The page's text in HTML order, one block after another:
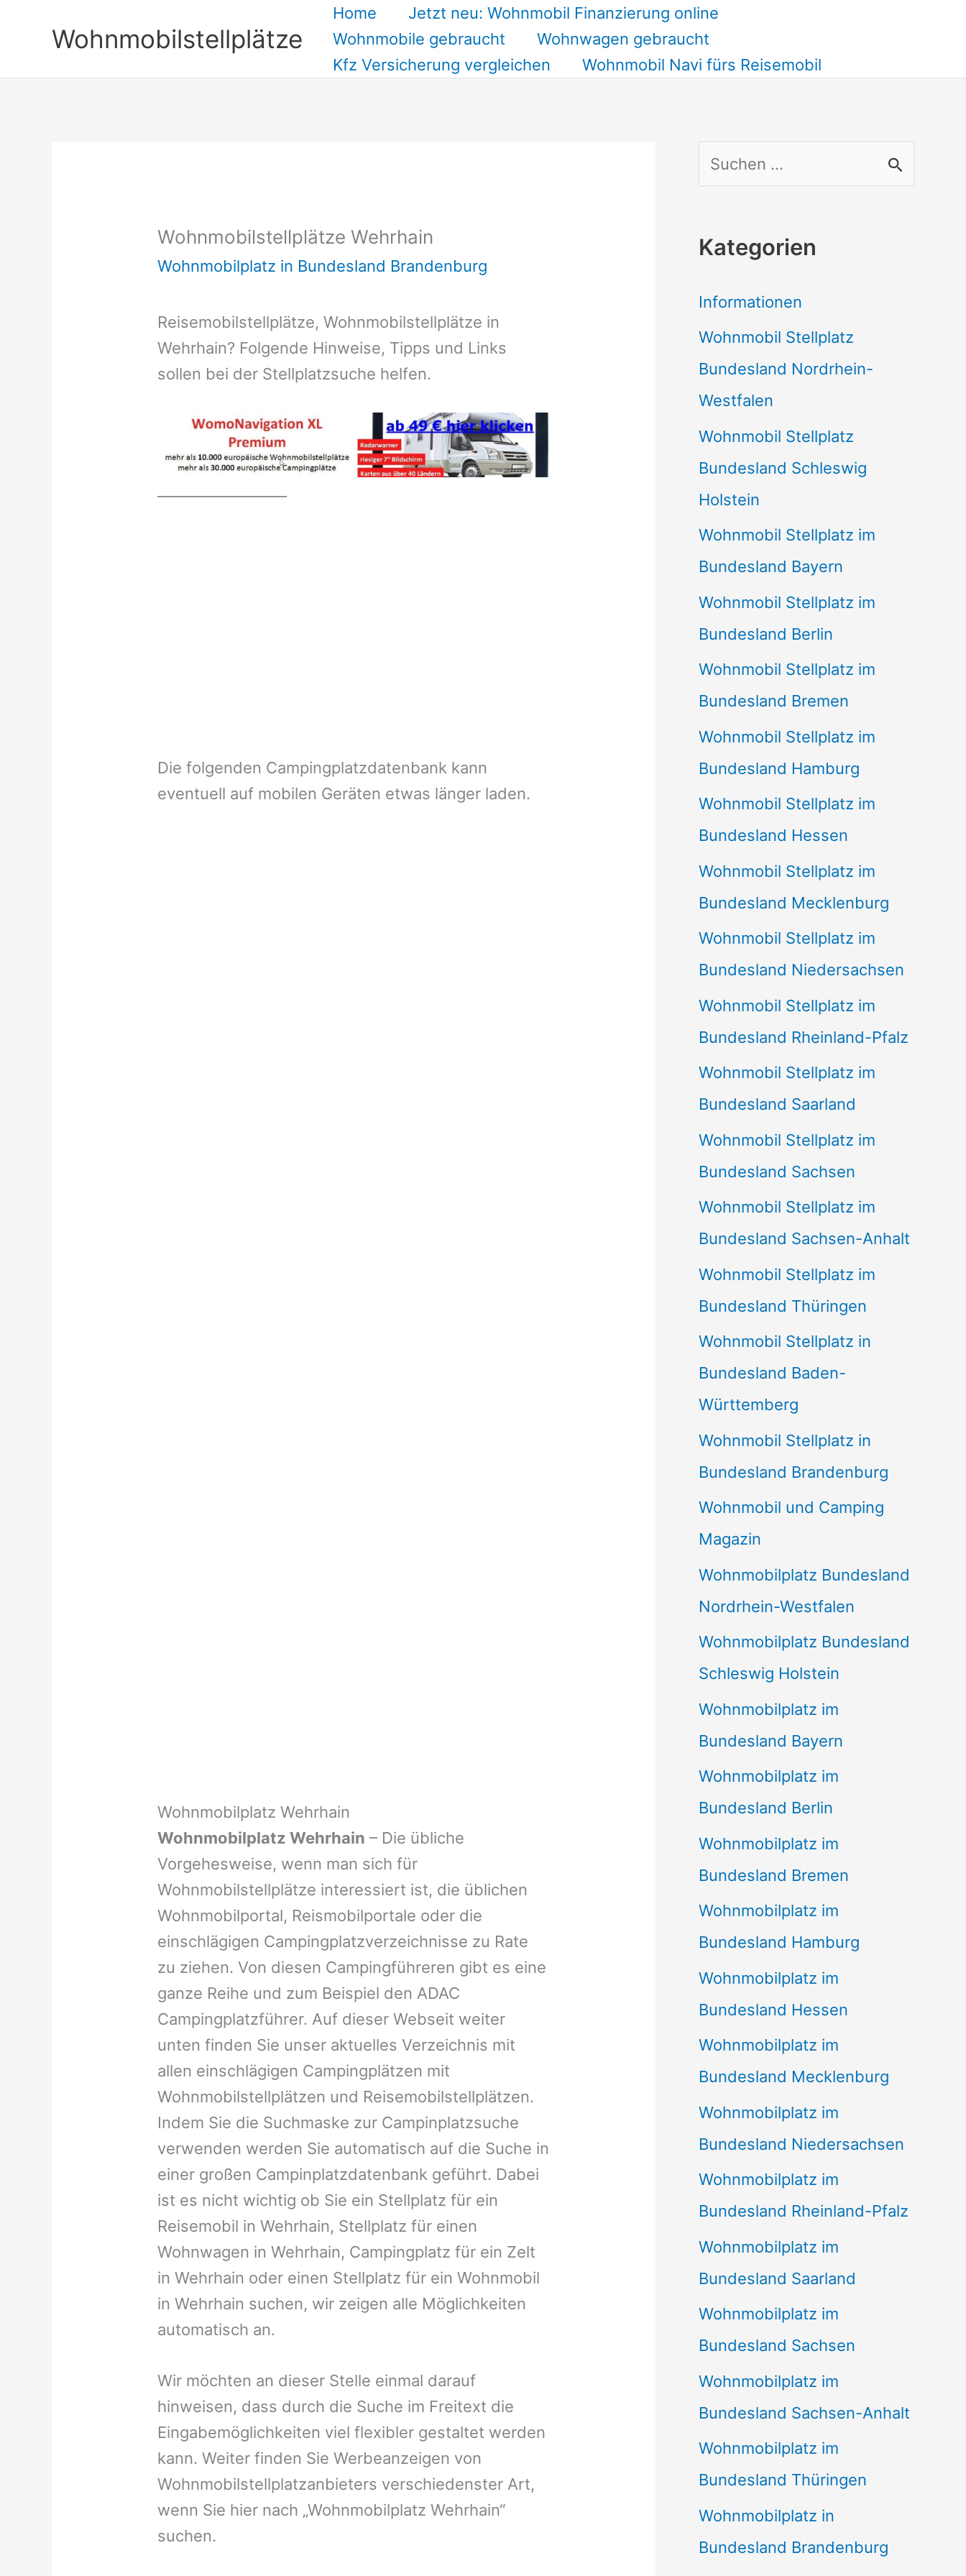
Wohnmobilstellplätze
Home
Jetzt neu: Wohnmobil Finanzierung online
Wohnmobile gebraucht
Wohnwagen gebraucht
Kfz Versicherung vergleichen
Wohnmobil Navi fürs Reisemobil
Wohnmobilstellplätze Wehrhain
Wohnmobilplatz in Bundesland Brandenburg
Reisemobilstellplätze, Wohnmobilstellplätze in
Wehrhain? Folgende Hinweise, Tipps und Links
sollen bei der Stellplatzsuche helfen.
Die folgenden Campingplatzdatenbank kann
eventuell auf mobilen Geräten etwas länger laden.
Wohnmobilplatz Wehrhain
Wohnmobilplatz Wehrhain – Die übliche
Vorgehesweise, wenn man sich für
Wohnmobilstellplätze interessiert ist, die üblichen
Wohnmobilportal, Reismobilportale oder die
einschlägigen Campingplatzverzeichnisse zu Rate
zu ziehen. Von diesen Campingführeren gibt es eine
ganze Reihe und zum Beispiel den ADAC
Campingplatzführer. Auf dieser Webseit weiter
unten finden Sie unser aktuelles Verzeichnis mit
allen einschlägigen Campingplätzen mit
Wohnmobilstellplätzen und Reisemobilstellplätzen.
Indem Sie die Suchmaske zur Campinplatzsuche
verwenden werden Sie automatisch auf die Suche in
einer großen Campinplatzdatenbank geführt. Dabei
ist es nicht wichtig ob Sie ein Stellplatz für ein
Reisemobil in Wehrhain, Stellplatz für einen
Wohnwagen in Wehrhain, Campingplatz für ein Zelt
in Wehrhain oder einen Stellplatz für ein Wohnmobil
in Wehrhain suchen, wir zeigen alle Möglichkeiten
automatisch an.
Wir möchten an dieser Stelle einmal darauf
hinweisen, dass durch die Suche im Freitext die
Eingabemöglichkeiten viel flexibler gestaltet werden
kann. Weiter finden Sie Werbeanzeigen von
Wohnmobilstellplatzanbieters verschiedenster Art,
wenn Sie hier nach „Wohnmobilplatz Wehrhain“
suchen.
u
h
n
a
c
h
:
Kategorien
Informationen
Wohnmobil Stellplatz
Bundesland Nordrhein-
Westfalen
Wohnmobil Stellplatz
Bundesland Schleswig
Holstein
Wohnmobil Stellplatz im
Bundesland Bayern
Wohnmobil Stellplatz im
Bundesland Berlin
Wohnmobil Stellplatz im
Bundesland Bremen
Wohnmobil Stellplatz im
Bundesland Hamburg
Wohnmobil Stellplatz im
Bundesland Hessen
Wohnmobil Stellplatz im
Bundesland Mecklenburg
Wohnmobil Stellplatz im
Bundesland Niedersachsen
Wohnmobil Stellplatz im
Bundesland Rheinland-Pfalz
Wohnmobil Stellplatz im
Bundesland Saarland
Wohnmobil Stellplatz im
Bundesland Sachsen
Wohnmobil Stellplatz im
Bundesland Sachsen-Anhalt
Wohnmobil Stellplatz im
Bundesland Thüringen
Wohnmobil Stellplatz in
Bundesland Baden-
Württemberg
Wohnmobil Stellplatz in
Bundesland Brandenburg
Wohnmobil und Camping
Magazin
Wohnmobilplatz Bundesland
Nordrhein-Westfalen
Wohnmobilplatz Bundesland
Schleswig Holstein
Wohnmobilplatz im
Bundesland Bayern
Wohnmobilplatz im
Bundesland Berlin
Wohnmobilplatz im
Bundesland Bremen
Wohnmobilplatz im
Bundesland Hamburg
Wohnmobilplatz im
Bundesland Hessen
Wohnmobilplatz im
Bundesland Mecklenburg
Wohnmobilplatz im
Bundesland Niedersachsen
Wohnmobilplatz im
Bundesland Rheinland-Pfalz
Wohnmobilplatz im
Bundesland Saarland
Wohnmobilplatz im
Bundesland Sachsen
Wohnmobilplatz im
Bundesland Sachsen-Anhalt
Wohnmobilplatz im
Bundesland Thüringen
Wohnmobilplatz in
Bundesland Brandenburg